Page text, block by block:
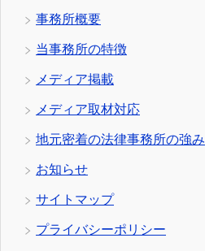
事務所概要
当事務所の特徴
メディア掲載
メディア取材対応
地元密着の法律事務所の強み
お知らせ
サイトマップ
プライバシーポリシー